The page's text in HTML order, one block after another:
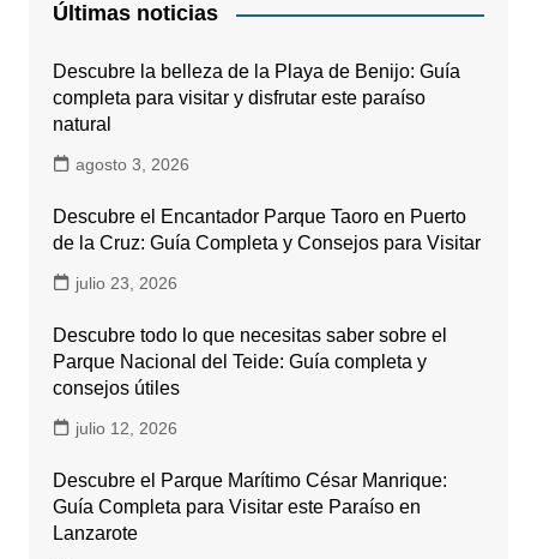
Últimas noticias
Descubre la belleza de la Playa de Benijo: Guía
completa para visitar y disfrutar este paraíso
natural
agosto 3, 2026
Descubre el Encantador Parque Taoro en Puerto
de la Cruz: Guía Completa y Consejos para Visitar
julio 23, 2026
Descubre todo lo que necesitas saber sobre el
Parque Nacional del Teide: Guía completa y
consejos útiles
julio 12, 2026
Descubre el Parque Marítimo César Manrique:
Guía Completa para Visitar este Paraíso en
Lanzarote